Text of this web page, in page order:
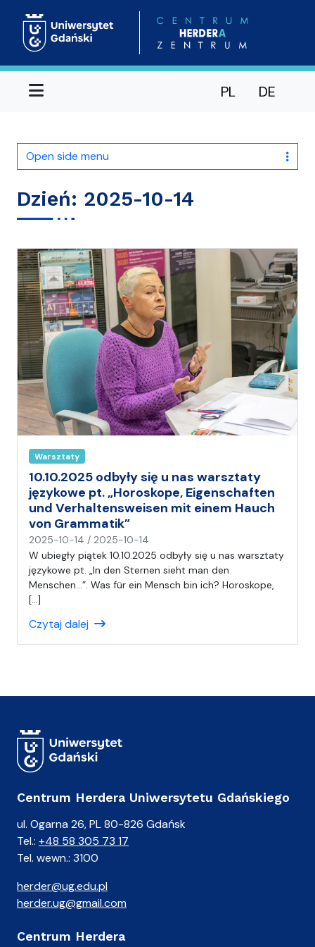
Menu PL DE
Open side menu
Dzień: 2025-10-14
Warsztaty
10.10.2025 odbyły się u nas warsztaty
językowe pt. „Horoskope, Eigenschaften
und Verhaltensweisen mit einem Hauch
von Grammatik”
2025-10-14 / 2025-10-14
a
p
i
(
W ubiegły piątek 10.10.2025 odbyły się u nas warsztaty
językowe pt. „In den Sternen sieht man den
Menschen…”. Was für ein Mensch bin ich? Horoskope,
[…]
Czytaj dalej
Centrum Herdera Uniwersytetu Gdańskiego
ul. Ogarna 26, PL 80-826 Gdańsk
Tel.: +48 58 305 73 17
Tel. wewn.: 3100
herder@ug.edu.pl
herder.ug@gmail.com
Centrum Herdera